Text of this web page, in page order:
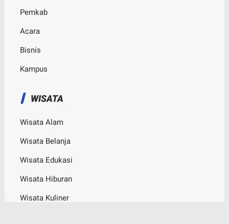
Pemkab
Acara
Bisnis
Kampus
WISATA
Wisata Alam
Wisata Belanja
Wisata Edukasi
Wisata Hiburan
Wisata Kuliner